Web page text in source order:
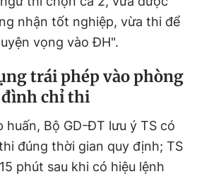
nhận tốt nghiệp, vừa thi để
vọng vào ĐH".
trái phép vào phòng
đình chỉ thi
huấn, Bộ GD-ĐT lưu ý TS có
đúng thời gian quy định; TS
phút sau khi có hiệu lệnh